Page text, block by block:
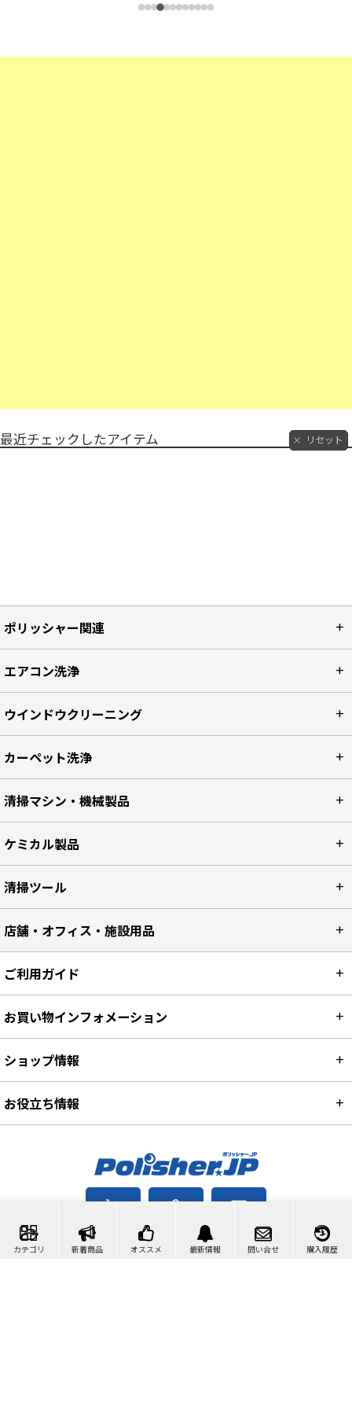
カテゴリ 新着商品 オススメ 最新情報 問い合せ 購入履歴
最近チェックしたアイテム リセット
ポリッシャー関連
エアコン洗浄
ウインドウクリーニング
カーペット洗浄
清掃マシン・機械製品
ケミカル製品
清掃ツール
店舗・オフィス・施設用品
ご利用ガイド
お買い物インフォメーション
ショップ情報
お役立ち情報